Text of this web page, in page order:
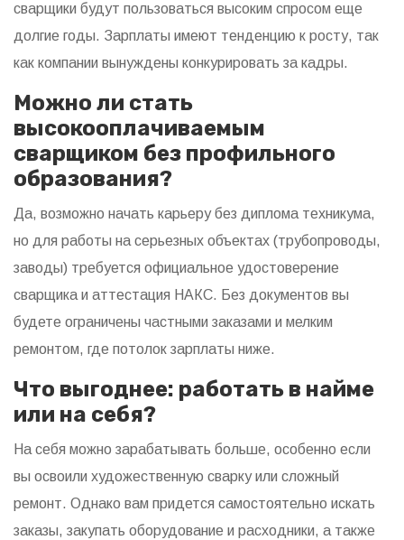
сварщики будут пользоваться высоким спросом еще
долгие годы. Зарплаты имеют тенденцию к росту, так
как компании вынуждены конкурировать за кадры.
Можно ли стать
высокооплачиваемым
сварщиком без профильного
образования?
Да, возможно начать карьеру без диплома техникума,
но для работы на серьезных объектах (трубопроводы,
заводы) требуется официальное удостоверение
сварщика и аттестация НАКС. Без документов вы
будете ограничены частными заказами и мелким
ремонтом, где потолок зарплаты ниже.
Что выгоднее: работать в найме
или на себя?
На себя можно зарабатывать больше, особенно если
вы освоили художественную сварку или сложный
ремонт. Однако вам придется самостоятельно искать
заказы, закупать оборудование и расходники, а также